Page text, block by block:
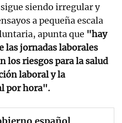
siendo irregular y
a pequeña escala
apunta que "hay
las jornadas laborales
los riesgos para la salud
laboral y la
por hora".